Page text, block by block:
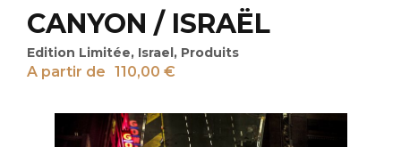
CANYON / ISRAËL
Edition Limitée, Israel, Produits
A partir de 110,00 €